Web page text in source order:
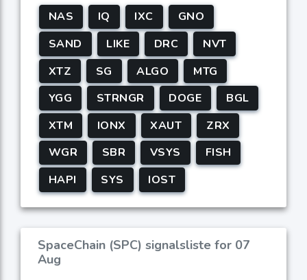
NAS IQ IXC
GNO
SAND
LIKE DRC
NVT
XTZ
SG ALGO
MTG
YGG
STRNGR DOGE
BGL
XTM
IONX XAUT
ZRX
WGR
SBR VSYS
FISH
HAPI
SYS IOST
SpaceChain (SPC) signalsliste for 07
Aug